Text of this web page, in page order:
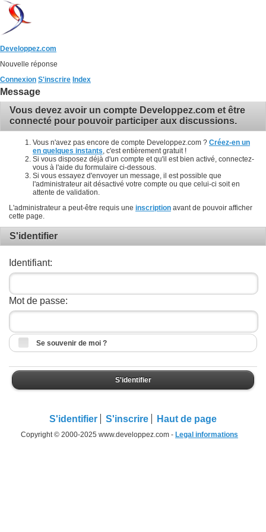
Developpez.com
Nouvelle réponse
Connexion S'inscrire Index
Message
Vous devez avoir un compte Developpez.com et être
connecté pour pouvoir participer aux discussions.
Vous n'avez pas encore de compte Developpez.com ? Créez-en un
en quelques instants , c'est entièrement gratuit !
Si vous disposez déjà d'un compte et qu'il est bien activé, connectez-
vous à l'aide du formulaire ci-dessous.
Si vous essayez d'envoyer un message, il est possible que
l'administrateur ait désactivé votre compte ou que celui-ci soit en
attente de validation.
L'administrateur a peut-être requis une inscription avant de pouvoir afficher
cette page.
S'identifier
Identifiant:
Mot de passe:
Se souvenir de moi ?
S'identifier
S'identifier S'inscrire Haut de page
Copyright © 2000-2025 www.developpez.com - Legal informations